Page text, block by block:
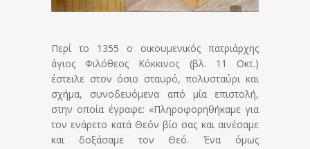
Περί το 1355 ο οικουμενικός πατριάρχης
άγιος Φιλόθεος Κόκκινος (βλ. 11 Οκτ.)
έστειλε στον όσιο σταυρό, πολυσταύρι και
σχήμα, συνοδευόμενα από μία επιστολή,
στην οποία έγραφε: «Πληροφορηθήκαμε για
τον ενάρετο κατά Θεόν βίο σας και αινέσαμε
και δοξάσαμε τον Θεό. Ένα όμως